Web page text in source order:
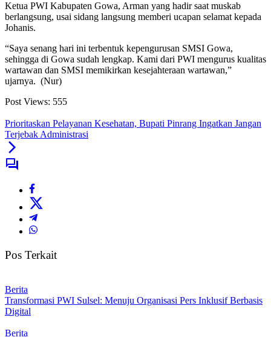
Ketua PWI Kabupaten Gowa, Arman yang hadir saat muskab
berlangsung, usai sidang langsung memberi ucapan selamat kepada
Johanis.
“Saya senang hari ini terbentuk kepengurusan SMSI Gowa,
sehingga di Gowa sudah lengkap. Kami dari PWI mengurus kualitas
wartawan dan SMSI memikirkan kesejahteraan wartawan,”
ujarnya. (Nur)
Post Views: 555
Prioritaskan Pelayanan Kesehatan, Bupati Pinrang Ingatkan Jangan
Terjebak Administrasi
Pos Terkait
Berita
Transformasi PWI Sulsel: Menuju Organisasi Pers Inklusif Berbasis
Digital
Berita